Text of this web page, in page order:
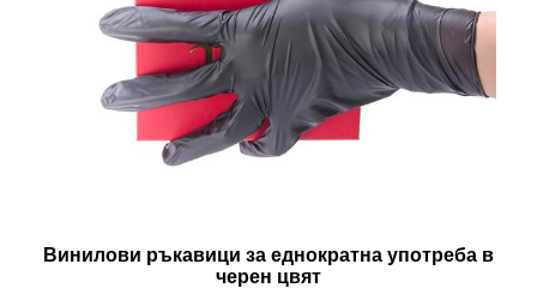
Винилови ръкавици за еднократна употреба в
черен цвят